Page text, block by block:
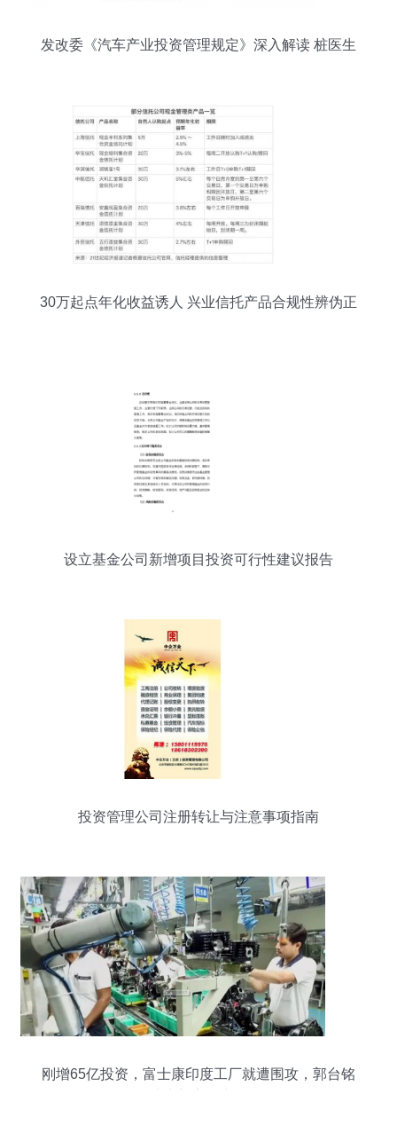
发改委《汽车产业投资管理规定》深入解读 桩医生
30万起点年化收益诱人 兴业信托产品合规性辨伪正
设立基金公司新增项目投资可行性建议报告
投资管理公司注册转让与注意事项指南
刚增65亿投资，富士康印度工厂就遭围攻，郭台铭